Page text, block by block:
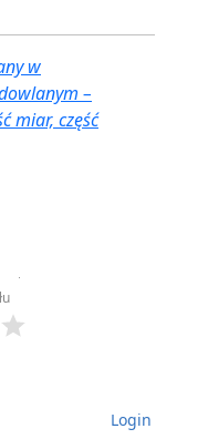
w
–
miar, część
Login